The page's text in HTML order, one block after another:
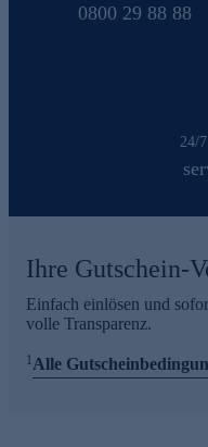
0800 29 88 88
24/
Ihre Gutschein-
Einfach einlösen und
volle Transparenz.
1Alle